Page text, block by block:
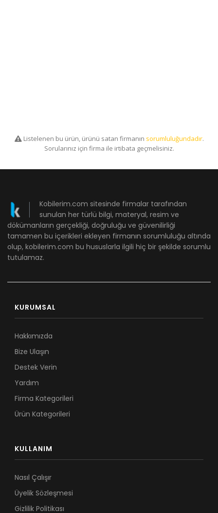
Listelenen bu ürün, ürünü satan firmanın sorumluluğundadır.
Sorularınız için firma ile irtibata geçmelisiniz.
Kobilerim.com sitesinde firmalar tarafından
sunulan her türlü bilgi, materyal, resim ve
dökümanların gerçekliği, doğruluğu ve güvenilirliği
tamamen bu içerikleri ekleyen firmanın sorumluluğu altında
olup, kobilerim.com bu hususlarla ilgili hiç bir şekilde sorumlu
tutulamaz.
KURUMSAL
Hakkımızda
Bize Ulaşın
Destek Verin
Yardım
Firma Kategorileri
Ürün Kategorileri
KULLANIM
Nasıl Çalışır
Üyelik Sözleşmesi
Gizlilik Politikası